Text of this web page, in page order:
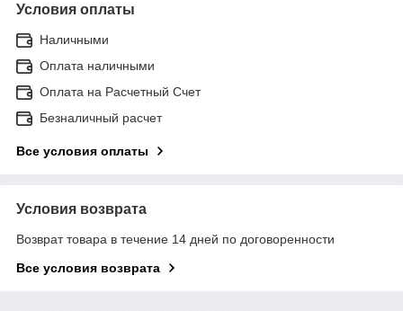
Условия оплаты
Наличными
Оплата наличными
Оплата на Расчетный Счет
Безналичный расчет
Все условия оплаты
Условия возврата
Возврат товара в течение 14 дней по договоренности
Все условия возврата